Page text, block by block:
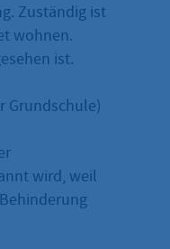
Zuständig ist
wohnen.
ist.
Grundschule)
wird, weil